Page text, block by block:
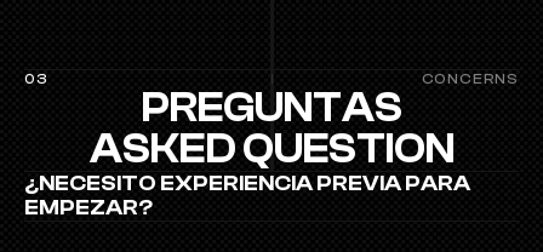
03
F
A
Q
CONCERNS
PREGUNTAS
ASKED QUESTION
¿NECESITO EXPERIENCIA PREVIA PARA
EMPEZAR?